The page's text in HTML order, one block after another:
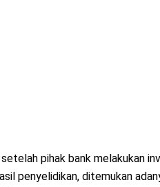
pihak bank melakukan
penyelidikan, ditemukan